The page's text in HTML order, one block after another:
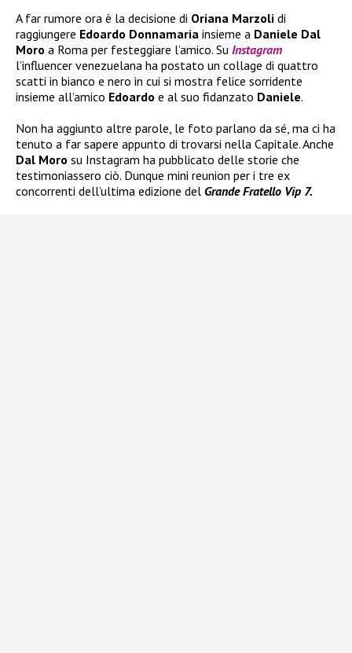
A far rumore ora è la decisione di Oriana Marzoli di
raggiungere Edoardo Donnamaria insieme a Daniele Dal
Moro a Roma per festeggiare l’amico. Su Instagram
l’influencer venezuelana ha postato un collage di quattro
scatti in bianco e nero in cui si mostra felice sorridente
insieme all’amico Edoardo e al suo fidanzato Daniele.
Non ha aggiunto altre parole, le foto parlano da sé, ma ci ha
tenuto a far sapere appunto di trovarsi nella Capitale. Anche
Dal Moro su Instagram ha pubblicato delle storie che
testimoniassero ciò. Dunque mini reunion per i tre ex
concorrenti dell’ultima edizione del Grande Fratello Vip 7.